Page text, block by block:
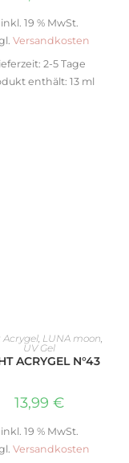
inkl. 19 % MwSt.
Versandkosten
2-5 Tage
enthält: 13 ml
WARENKORB
Acrygel LUNA moon
UV Gel
ACRYGEL N°43
13,99 €
inkl. 19 % MwSt.
Versandkosten